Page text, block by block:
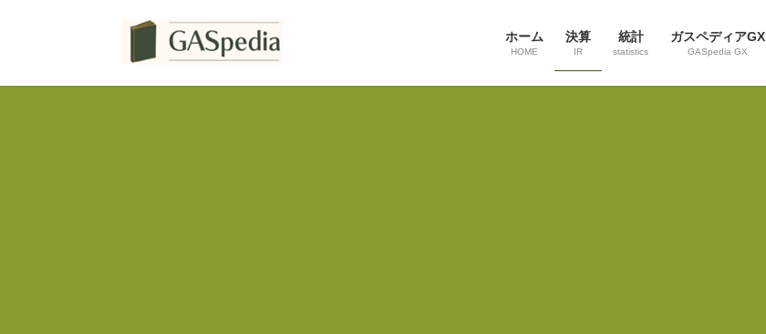
ホーム
HOME
決算
IR
統計
statistics
ガスペディアGX
GASpedia GX